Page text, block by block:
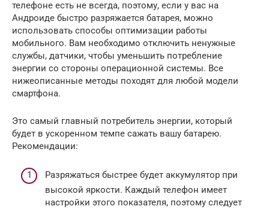
телефоне есть не всегда, поэтому, если у вас на
Андроиде быстро разряжается батарея, можно
использовать способы оптимизации работы
мобильного. Вам необходимо отключить ненужные
службы, датчики, чтобы уменьшить потребление
энергии со стороны операционной системы. Все
нижеописанные методы походят для любой модели
смартфона.
Это самый главный потребитель энергии, который
будет в ускоренном темпе сажать вашу батарею.
Рекомендации:
Разряжаться быстрее будет аккумулятор при
высокой яркости. Каждый телефон имеет
настройки этого показателя, поэтому следует